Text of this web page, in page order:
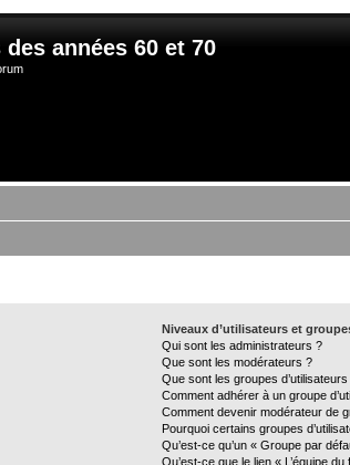
années 60 et 70
Niveaux d’utilisateurs et
Qui sont les administrateurs ?
Que sont les modérateurs ?
Que sont les groupes d’utilisateurs
Comment adhérer à un groupe
Comment devenir modérateur de
Pourquoi certains groupes
Qu’est-ce qu’un « Groupe par
Qu’est-ce que le lien « L’équipe du